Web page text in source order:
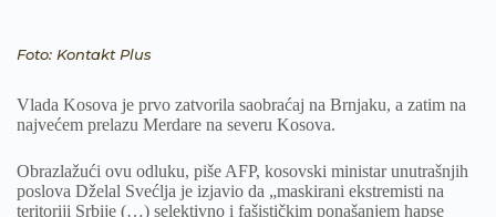
Foto: Kontakt Plus
Vlada Kosova je prvo zatvorila saobraćaj na Brnjaku, a zatim na
najvećem prelazu Merdare na severu Kosova.
Obrazlažući ovu odluku, piše AFP, kosovski ministar unutrašnjih
poslova Dželal Svećlja je izjavio da „maskirani ekstremisti na
teritoriji Srbije (…) selektivno i fašističkim ponašanjem hapse